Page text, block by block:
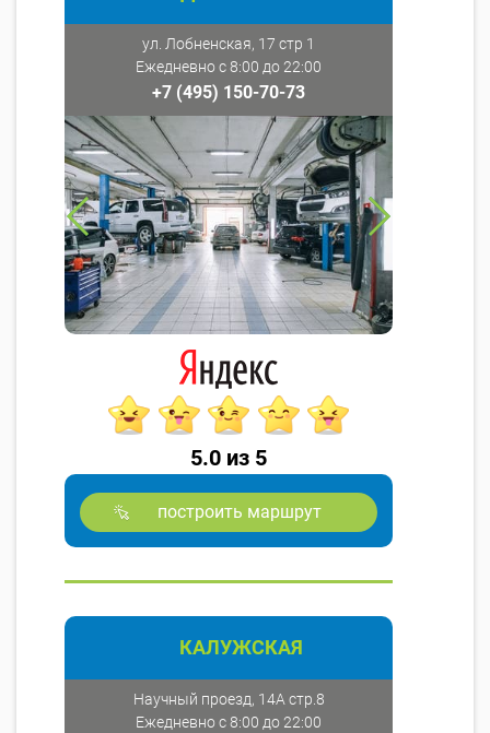
ул. Лобненская, 17 стр 1
Ежедневно с 8:00 до 22:00
+7 (495) 150-70-73
5.0 из 5
построить маршрут
КАЛУЖСКАЯ
Научный проезд, 14А стр.8
Ежедневно с 8:00 до 22:00